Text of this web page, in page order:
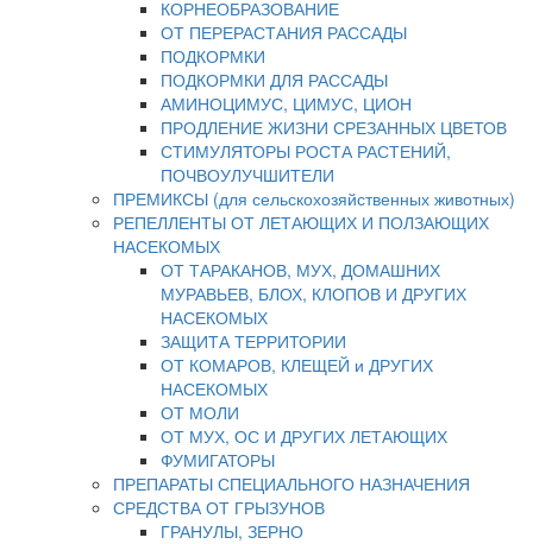
КОРНЕОБРАЗОВАНИЕ
ОТ ПЕРЕРАСТАНИЯ РАССАДЫ
ПОДКОРМКИ
ПОДКОРМКИ ДЛЯ РАССАДЫ
АМИНОЦИМУС, ЦИМУС, ЦИОН
ПРОДЛЕНИЕ ЖИЗНИ СРЕЗАННЫХ ЦВЕТОВ
СТИМУЛЯТОРЫ РОСТА РАСТЕНИЙ,
ПОЧВОУЛУЧШИТЕЛИ
ПРЕМИКСЫ (для сельскохозяйственных животных)
РЕПЕЛЛЕНТЫ ОТ ЛЕТАЮЩИХ И ПОЛЗАЮЩИХ
НАСЕКОМЫХ
ОТ ТАРАКАНОВ, МУХ, ДОМАШНИХ
МУРАВЬЕВ, БЛОХ, КЛОПОВ И ДРУГИХ
НАСЕКОМЫХ
ЗАЩИТА ТЕРРИТОРИИ
ОТ КОМАРОВ, КЛЕЩЕЙ и ДРУГИХ
НАСЕКОМЫХ
ОТ МОЛИ
ОТ МУХ, ОС И ДРУГИХ ЛЕТАЮЩИХ
ФУМИГАТОРЫ
ПРЕПАРАТЫ СПЕЦИАЛЬНОГО НАЗНАЧЕНИЯ
СРЕДСТВА ОТ ГРЫЗУНОВ
ГРАНУЛЫ, ЗЕРНО